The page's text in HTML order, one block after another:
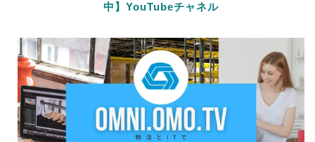
中】YouTubeチャネル